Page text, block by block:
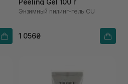
Энзимный пилинг-гель СU
1 056₴